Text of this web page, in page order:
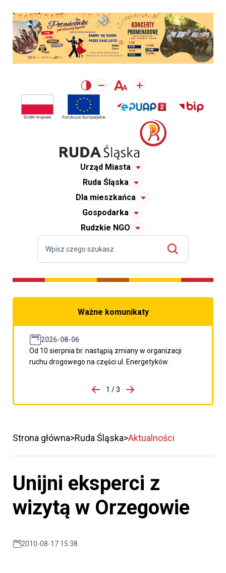
Urząd Miasta
Ruda Śląska
Dla mieszkańca
Gospodarka
Rudzkie NGO
Ważne komunikaty
2026-08-06
Od 10 sierpnia br. nastąpią zmiany w organizacji
ruchu drogowego na części ul. Energetyków.
porzpedniego komunikatu
1 / 3
Przejdź do następnego
Strona główna Ruda Śląska Aktualności
Unijni eksperci z
wizytą w Orzegowie
2010-08-17 15:38